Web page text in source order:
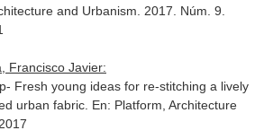
and Urbanism . 2017. Núm. 9.
Francisco Javier:
Fresh young ideas for re-stitching a lively
urban fabric. En: Platform, Architecture
2017